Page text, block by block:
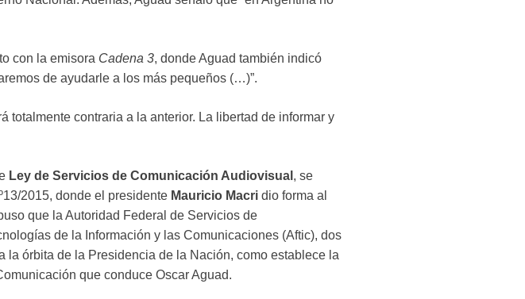
con la emisora Cadena 3, donde Aguad también indicó
de ayudarle a los más pequeños (…)”.
totalmente contraria a la anterior. La libertad de informar y
Ley de Servicios de Comunicación Audiovisual , se
2015, donde el presidente Mauricio Macri dio forma al
que la Autoridad Federal de Servicios de
de la Información y las Comunicaciones (Aftic), dos
órbita de la Presidencia de la Nación, como establece la
que conduce Oscar Aguad.